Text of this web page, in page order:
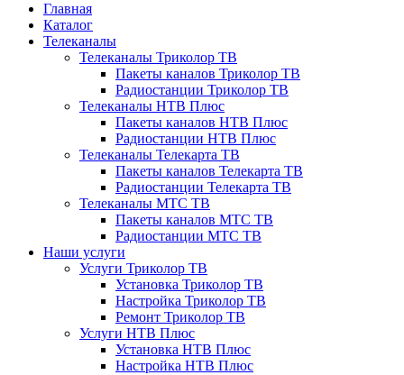
Главная
Каталог
Телеканалы
Телеканалы Триколор ТВ
Пакеты каналов Триколор ТВ
Радиостанции Триколор ТВ
Телеканалы НТВ Плюс
Пакеты каналов НТВ Плюс
Радиостанции НТВ Плюс
Телеканалы Телекарта ТВ
Пакеты каналов Телекарта ТВ
Радиостанции Телекарта ТВ
Телеканалы МТС ТВ
Пакеты каналов МТС ТВ
Радиостанции МТС ТВ
Наши услуги
Услуги Триколор ТВ
Установка Триколор ТВ
Настройка Триколор ТВ
Ремонт Триколор ТВ
Услуги НТВ Плюс
Установка НТВ Плюс
Настройка НТВ Плюс